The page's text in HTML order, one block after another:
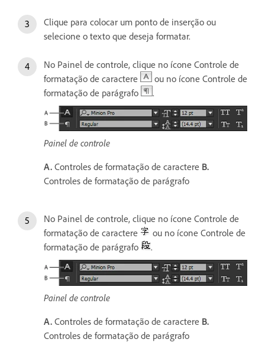
Clique para colocar um ponto de inserção ou
selecione o texto que deseja formatar.
No Painel de controle, clique no ícone Controle de
formatação de caractere
ou no ícone Controle de
formatação de parágrafo
.
Painel de controle
A. Controles de formatação de caractere B.
Controles de formatação de parágrafo
No Painel de controle, clique no ícone Controle de
formatação de caractere
ou no ícone Controle de
formatação de parágrafo
.
Painel de controle
A. Controles de formatação de caractere B.
Controles de formatação de parágrafo